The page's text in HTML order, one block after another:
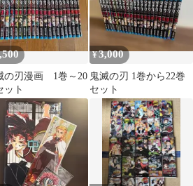
の刃漫画 1巻～20
ット
¥3,000
鬼滅の刃 1巻から22巻
セット